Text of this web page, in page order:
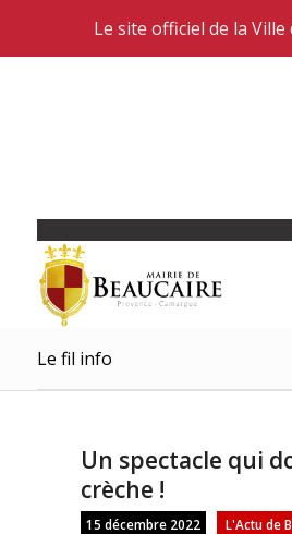
Le fil info
Un spectacle qui
crèche !
15 décembre 2022 L'Actu de
Le site officiel de la Ville